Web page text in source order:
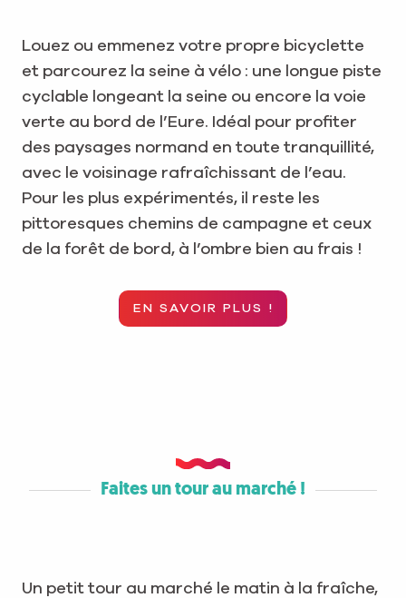
Louez ou emmenez votre propre bicyclette
et parcourez la seine à vélo : une longue piste
cyclable longeant la seine ou encore la voie
verte au bord de l’Eure. Idéal pour profiter
des paysages normand en toute tranquillité,
avec le voisinage rafraîchissant de l’eau.
Pour les plus expérimentés, il reste les
pittoresques chemins de campagne et ceux
de la forêt de bord, à l’ombre bien au frais !
EN SAVOIR PLUS !
Faites un tour au marché !
Un petit tour au marché le matin à la fraîche,